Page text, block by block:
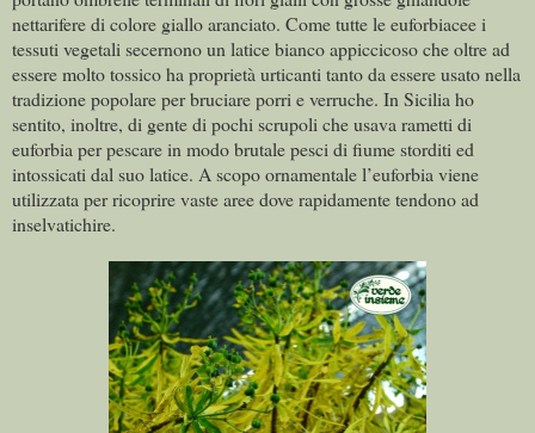
nettarifere di colore giallo aranciato. Come tutte le euforbiacee i
tessuti vegetali secernono un latice bianco appiccicoso che oltre ad
essere molto tossico ha proprietà urticanti tanto da essere usato nella
tradizione popolare per bruciare porri e verruche. In Sicilia ho
sentito, inoltre, di gente di pochi scrupoli che usava rametti di
euforbia per pescare in modo brutale pesci di fiume storditi ed
intossicati dal suo latice. A scopo ornamentale l’euforbia viene
utilizzata per ricoprire vaste aree dove rapidamente tendono ad
inselvatichire.